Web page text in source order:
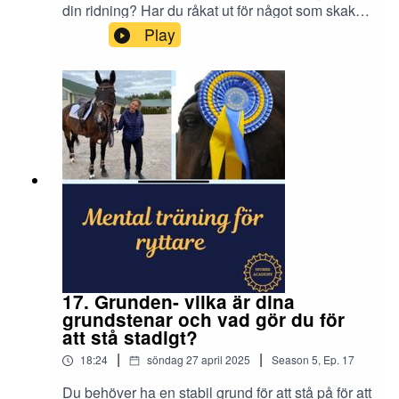
din ridning? Har du råkat ut för något som skakat
dig i grunden? Eller har det bara kommit
smygande?En obehagskänsla där du inte längre
litar på dig själv och det du tidigare inte alls hade
några problem med.Då kan det vara svårt att ta
sig upp igen på egen hand. Jag ger några tips
om hur du kan hantera problemet.
Play
17. Grunden- vilka är dina
grundstenar och vad gör du för
att stå stadigt?
18:24 | söndag 27 april 2025 | Season 5, Ep. 17
Du behöver ha en stabil grund för att stå på för att